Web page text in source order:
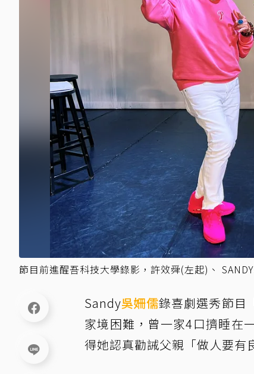
節目前進醒吾科技大學錄影，許效舜(左起)、
Sandy吳姍儒錄喜劇選秀節目
家境困難，曾一家4口擠睡在
得她認真勸誡父親「做人要有